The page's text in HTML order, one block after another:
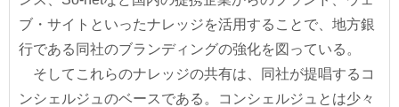
ブ・サイトといったナレッジを活用することで、地方銀
行である同社のブランディングの強化を図っている。
そしてこれらのナレッジの共有は、同社が提唱するコ
ンシェルジュのベースである。コンシェルジュとは少々